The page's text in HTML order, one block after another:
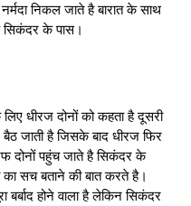
निकल जाते है बारात के साथ
सिकंदर के पास।
धीरज दोनों को कहता है दूसरी
बैठ जाती है जिसके बाद धीरज फिर
दोनों पहुंच जाते है सिकंदर के
सच बताने की बात करते है।
होने वाला है लेकिन सिकंदर